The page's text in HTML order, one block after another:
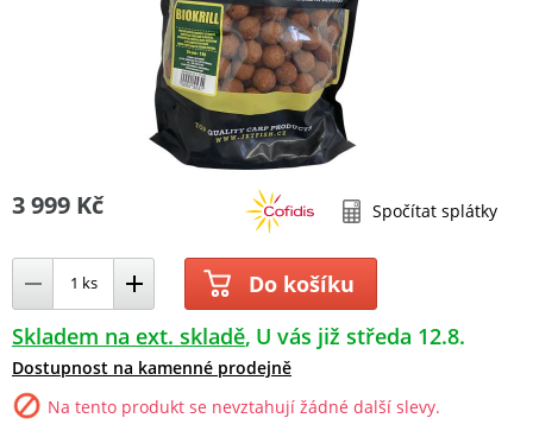
3 999 Kč Spočítat splátky
Do košíku
Skladem na ext. skladě U vás již středa 12.8.
Dostupnost na kamenné prodejně
Na tento produkt se nevztahují žádné další slevy.